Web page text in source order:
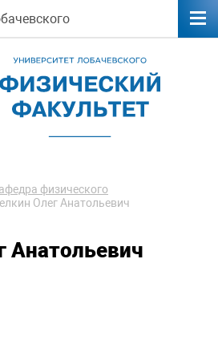
физического
Олег Анатольевич
Анатольевич